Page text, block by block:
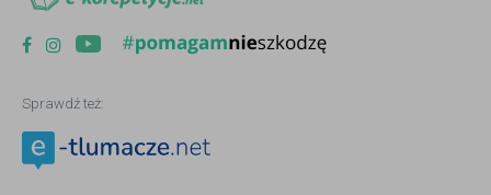
Sprawdź też: